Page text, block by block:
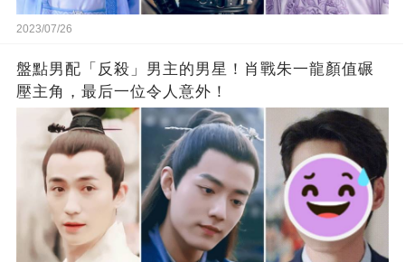
2023/07/26
盤點男配「反殺」男主的男星！肖戰朱一龍顏值碾
壓主角，最后一位令人意外！